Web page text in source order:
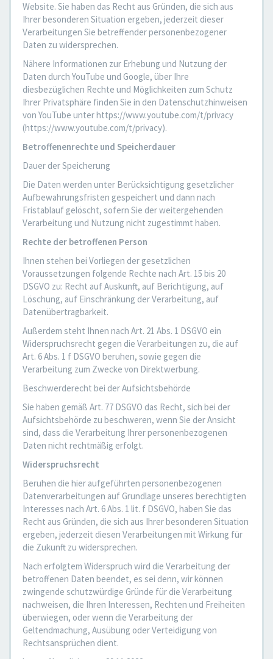
Website. Sie haben das Recht aus Gründen, die sich aus
Ihrer besonderen Situation ergeben, jederzeit dieser
Verarbeitungen Sie betreffender personenbezogener
Daten zu widersprechen.
Nähere Informationen zur Erhebung und Nutzung der
Daten durch YouTube und Google, über Ihre
diesbezüglichen Rechte und Möglichkeiten zum Schutz
Ihrer Privatsphäre finden Sie in den Datenschutzhinweisen
von YouTube unter https://www.youtube.com/t/privacy
(https://www.youtube.com/t/privacy).
Betroffenenrechte und Speicherdauer
Dauer der Speicherung
Die Daten werden unter Berücksichtigung gesetzlicher
Aufbewahrungsfristen gespeichert und dann nach
Fristablauf gelöscht, sofern Sie der weitergehenden
Verarbeitung und Nutzung nicht zugestimmt haben.
Rechte der betroffenen Person
Ihnen stehen bei Vorliegen der gesetzlichen
Voraussetzungen folgende Rechte nach Art. 15 bis 20
DSGVO zu: Recht auf Auskunft, auf Berichtigung, auf
Löschung, auf Einschränkung der Verarbeitung, auf
Datenübertragbarkeit.
Außerdem steht Ihnen nach Art. 21 Abs. 1 DSGVO ein
Widerspruchsrecht gegen die Verarbeitungen zu, die auf
Art. 6 Abs. 1 f DSGVO beruhen, sowie gegen die
Verarbeitung zum Zwecke von Direktwerbung.
Beschwerderecht bei der Aufsichtsbehörde
Sie haben gemäß Art. 77 DSGVO das Recht, sich bei der
Aufsichtsbehörde zu beschweren, wenn Sie der Ansicht
sind, dass die Verarbeitung Ihrer personenbezogenen
Daten nicht rechtmäßig erfolgt.
Widerspruchsrecht
Beruhen die hier aufgeführten personenbezogenen
Datenverarbeitungen auf Grundlage unseres berechtigten
Interesses nach Art. 6 Abs. 1 lit. f DSGVO, haben Sie das
Recht aus Gründen, die sich aus Ihrer besonderen Situation
ergeben, jederzeit diesen Verarbeitungen mit Wirkung für
die Zukunft zu widersprechen.
Nach erfolgtem Widerspruch wird die Verarbeitung der
betroffenen Daten beendet, es sei denn, wir können
zwingende schutzwürdige Gründe für die Verarbeitung
nachweisen, die Ihren Interessen, Rechten und Freiheiten
überwiegen, oder wenn die Verarbeitung der
Geltendmachung, Ausübung oder Verteidigung von
Rechtsansprüchen dient.